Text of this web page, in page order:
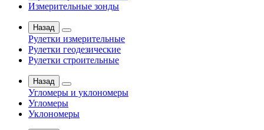
Измерительные зонды
Назад
Рулетки измерительные
Рулетки геодезические
Рулетки строительные
Назад
Угломеры и уклономеры
Угломеры
Уклономеры